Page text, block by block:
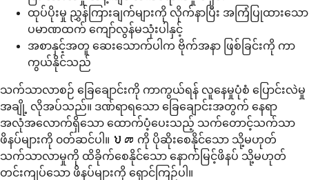
ထုပ်ပိုးမှု ညွှန်ကြားချက်များကို လိုက်နာပြီး အကြံပြုထားသော
ပမာဏထက် ကျော်လွန်မသုံးပါနှင့်
အစာနှင့်အတူ ဆေးသောက်ပါက ဗိုက်အနာ ဖြစ်ခြင်းကို ကာ
ကွယ်နိုင်သည်
သက်သာလာစဉ် ခြေချောင်းကို ကာကွယ်ရန် လူနေမှုပုံစံ ပြောင်းလဲမှု
အချို့ လိုအပ်သည်။ ဒဏ်ရာရသော ခြေချောင်းအတွက် နေရာ
အလုံအလောက်ရှိသော ထောက်ပံ့ပေးသည့် သက်တောင့်သက်သာ
ဖိနပ်များကို ၀တ်ဆင်ပါ။ ህመ ကို ပိုဆိုးစေနိုင်သော သို့မဟုတ်
သက်သာလာမှုကို ထိခိုက်စေနိုင်သော နောက်မြင့်ဖိနပ် သို့မဟုတ်
တင်းကျပ်သော ဖိနပ်များကို ရှောင်ကြဉ်ပါ။